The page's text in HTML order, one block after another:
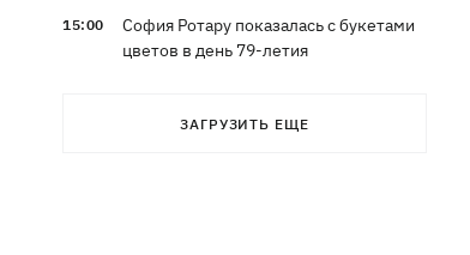
15:00
София Ротару показалась с букетами
цветов в день 79-летия
"Холостяка"
ЗАГРУЗИТЬ ЕЩЕ